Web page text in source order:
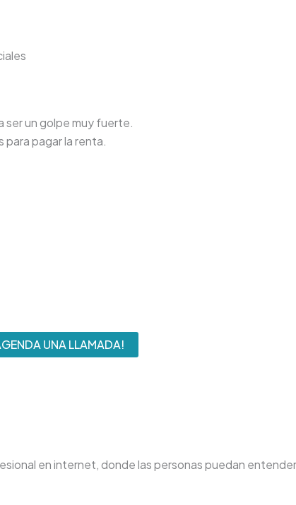
ser un golpe muy fuerte.
para pagar la renta.
UNA LLAMADA!
en internet, donde las personas puedan